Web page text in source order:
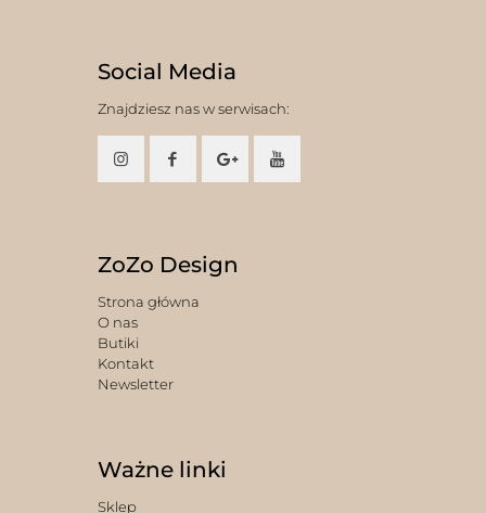
Social Media
Znajdziesz nas w serwisach:
ZoZo Design
Strona główna
O nas
Butiki
Kontakt
Newsletter
Ważne linki
Sklep